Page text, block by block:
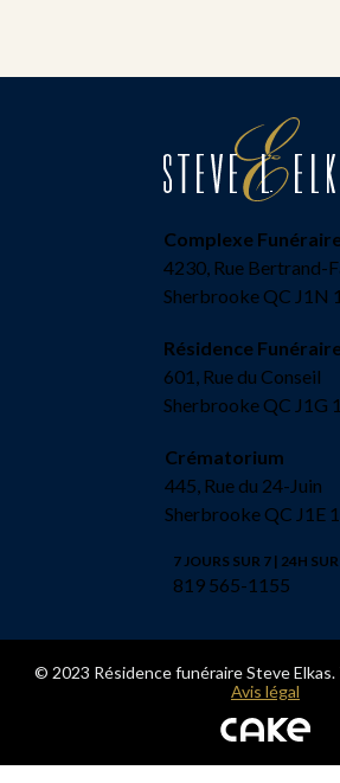
Complexe
4230, Rue Bertrand-
Sherbrooke QC J1N
Résidence
601, Rue du Conseil
Sherbrooke QC J1G
Crématorium
445, Rue du 24-Juin
Sherbrooke QC J1E
7 JOURS SUR 7 | 24H
819 565-1155
© 2023 Résidence funéraire Steve
Avis légal